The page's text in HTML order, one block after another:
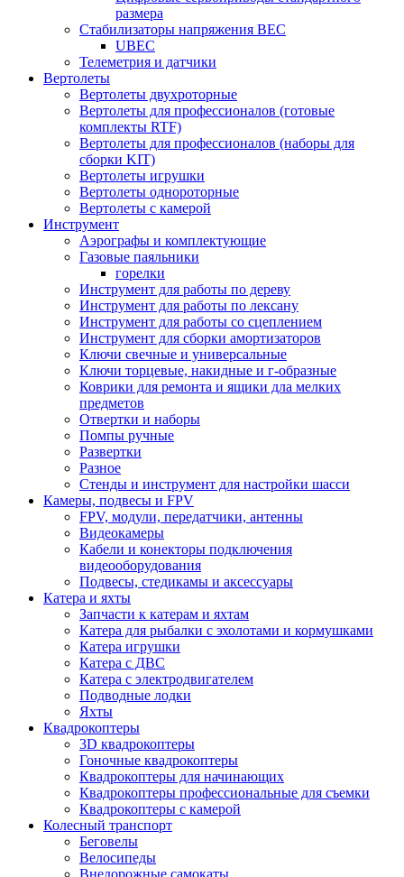
размера
Стабилизаторы напряжения BEC
UBEC
Телеметрия и датчики
Вертолеты
Вертолеты двухроторные
Вертолеты для профессионалов (готовые
комплекты RTF)
Вертолеты для профессионалов (наборы для
сборки KIT)
Вертолеты игрушки
Вертолеты однороторные
Вертолеты с камерой
Инструмент
Аэрографы и комплектующие
Газовые паяльники
горелки
Инструмент для работы по дереву
Инструмент для работы по лексану
Инструмент для работы со сцеплением
Инструмент для сборки амортизаторов
Ключи свечные и универсальные
Ключи торцевые, накидные и г-образные
Коврики для ремонта и ящики дла мелких
предметов
Отвертки и наборы
Помпы ручные
Развертки
Разное
Стенды и инструмент для настройки шасси
Камеры, подвесы и FPV
FPV, модули, передатчики, антенны
Видеокамеры
Кабели и конекторы подключения
видеооборудования
Подвесы, стедикамы и аксессуары
Катера и яхты
Запчасти к катерам и яхтам
Катера для рыбалки с эхолотами и кормушками
Катера игрушки
Катера с ДВС
Катера с электродвигателем
Подводные лодки
Яхты
Квадрокоптеры
3D квадрокоптеры
Гоночные квадрокоптеры
Квадрокоптеры для начинающих
Квадрокоптеры профессиональные для съемки
Квадрокоптеры с камерой
Колесный транспорт
Беговелы
Велосипеды
Внедорожные самокаты